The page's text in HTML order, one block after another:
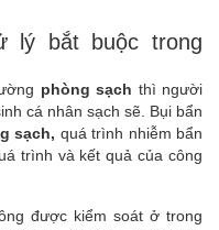
lý bắt buộc trong
phòng sạch thì người
cá nhân sạch sẽ. Bụi bẩn
sạch, quá trình nhiễm bẩn
trình và kết quả của công
được kiểm soát ở trong